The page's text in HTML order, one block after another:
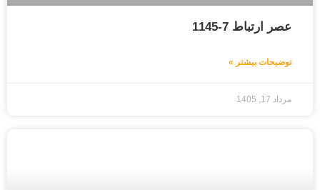
عصر ارتباط 7-1145
توضیحات بیشتر »
مرداد 17, 1405